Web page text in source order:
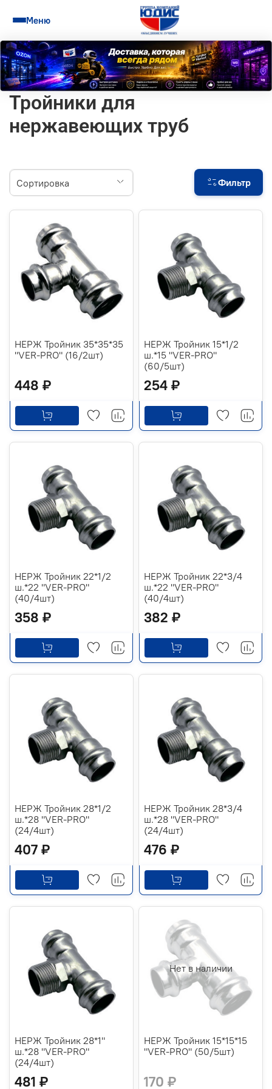
Меню
Тройники для
нержавеющих труб
НЕРЖ Тройник 35*35*35
"VER-PRO" (16/2шт)
448 ₽
НЕРЖ Тройник 15*1/2
ш.*15 "VER-PRO"
(60/5шт)
254 ₽
НЕРЖ Тройник 22*1/2
ш.*22 "VER-PRO"
(40/4шт)
358 ₽
НЕРЖ Тройник 22*3/4
ш.*22 "VER-PRO"
(40/4шт)
382 ₽
НЕРЖ Тройник 28*1/2
ш.*28 "VER-PRO"
(24/4шт)
407 ₽
НЕРЖ Тройник 28*3/4
ш.*28 "VER-PRO"
(24/4шт)
476 ₽
НЕРЖ Тройник 28*1"
ш.*28 "VER-PRO"
(24/4шт)
481 ₽
Нет в наличии
НЕРЖ Тройник 15*15*15
"VER-PRO" (50/5шт)
170 ₽
Фильтр